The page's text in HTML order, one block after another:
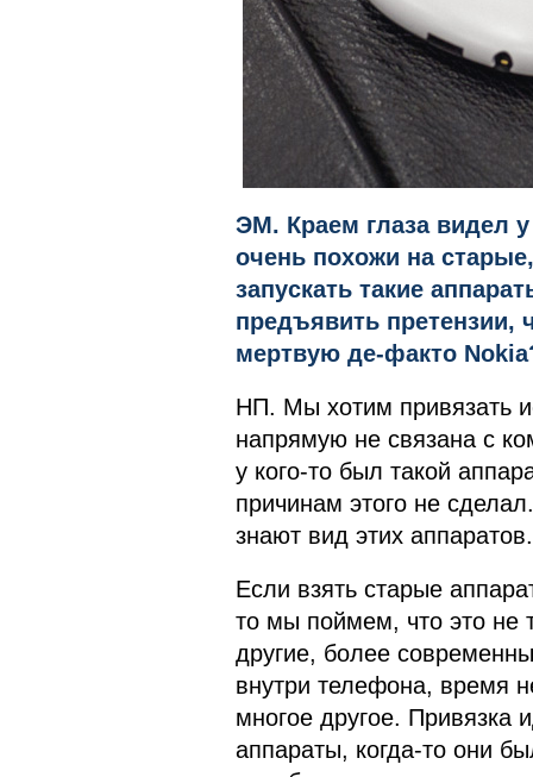
ЭМ. Краем глаза видел
очень похожи на
запускать такие
предъявить претензии,
мертвую де-факто
НП. Мы хотим привязать
напрямую не связана с
у кого-то был такой
причинам этого не
знают вид этих аппаратов.
Если взять старые
то мы поймем, что это не
другие, более
внутри телефона, время
многое другое. Привязка
аппараты, когда-то они